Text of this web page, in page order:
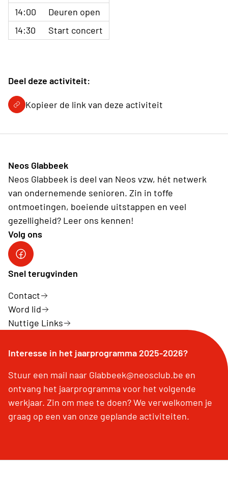
14:00
Deuren open
14:30
Start concert
Deel deze activiteit:
Kopieer de link van deze activiteit
Neos Glabbeek
Neos Glabbeek is deel van Neos vzw, hét netwerk
van ondernemende senioren. Zin in toffe
ontmoetingen, boeiende uitstappen en veel
gezelligheid? Leer ons kennen!
Volg ons
Snel terugvinden
Contact
Word lid
Nuttige Links
Interesse in het jaarprogramma 2025-2026?
Stuur een mail naar Glabbeek@neosclub.be en
ontvang het jaarprogramma voor het volgende
werkjaar. Zin om mee te doen? We verwelkomen je
graag op een van onze geplande activiteiten.